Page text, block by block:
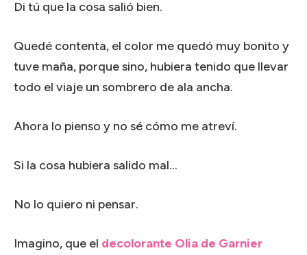
Di tú que la cosa salió bien.
Quedé contenta, el color me quedó muy bonito y
tuve maña, porque sino, hubiera tenido que llevar
todo el viaje un sombrero de ala ancha.
Ahora lo pienso y no sé cómo me atreví.
Si la cosa hubiera salido mal…
No lo quiero ni pensar.
Imagino, que el decolorante Olia de Garnier